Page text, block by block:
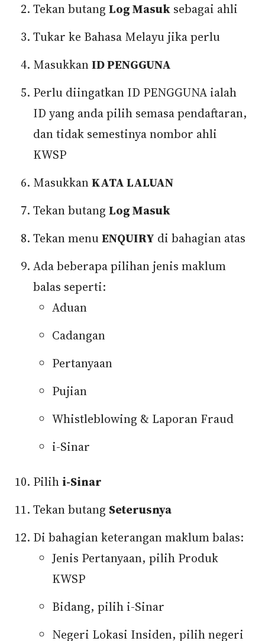
Tekan butang Log Masuk sebagai ahli
Tukar ke Bahasa Melayu jika perlu
MasukkanID PENGGUNA
Perlu diingatkan ID PENGGUNA ialah
ID yang anda pilih semasa pendaftaran,
dan tidak semestinya nombor ahli
KWSP
MasukkanKATA LALUAN
Tekan butang Log Masuk
Tekan menuENQUIRY di bahagian atas
Ada beberapa pilihan jenis maklum
balas seperti:
Aduan
Cadangan
Pertanyaan
Pujian
Whistleblowing & Laporan Fraud
i-Sinar
Pilihi-Sinar
Tekan butang Seterusnya
Di bahagian keterangan maklum balas:
Jenis Pertanyaan, pilih Produk
KWSP
Bidang, pilih i-Sinar
Negeri Lokasi Insiden, pilih negeri